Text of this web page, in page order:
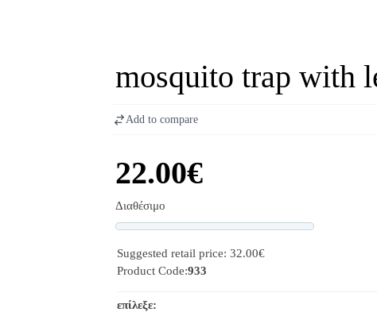
mosquito trap with
22.00€
Διαθέσιμο
Add to compare
Suggested retail price: 32.00€
Product Code:933
επίλεξε: